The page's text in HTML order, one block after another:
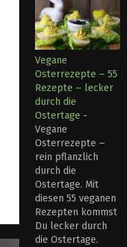
Vegane
Osterrezepte – 55
Rezepte – lecker
durch die
Ostertage -
Vegane
Osterrezepte –
rein pflanzlich
durch die
Ostertage. Mit
diesen 55 veganen
Rezepten kommst
Du lecker durch
die Ostertage.